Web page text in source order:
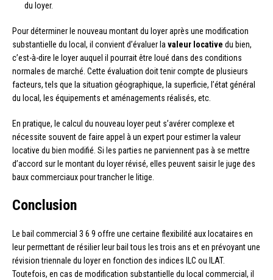
du loyer.
Pour déterminer le nouveau montant du loyer après une modification
substantielle du local, il convient d’évaluer lavaleur locative du bien,
c’est-à-dire le loyer auquel il pourrait être loué dans des conditions
normales de marché. Cette évaluation doit tenir compte de plusieurs
facteurs, tels que la situation géographique, la superficie, l’état général
du local, les équipements et aménagements réalisés, etc.
En pratique, le calcul du nouveau loyer peut s’avérer complexe et
nécessite souvent de faire appel à un expert pour estimer la valeur
locative du bien modifié. Si les parties ne parviennent pas à se mettre
d’accord sur le montant du loyer révisé, elles peuvent saisir le juge des
baux commerciaux pour trancher le litige.
Conclusion
Le bail commercial 3 6 9 offre une certaine flexibilité aux locataires en
leur permettant de résilier leur bail tous les trois ans et en prévoyant une
révision triennale du loyer en fonction des indices ILC ou ILAT.
Toutefois, en cas de modification substantielle du local commercial, il